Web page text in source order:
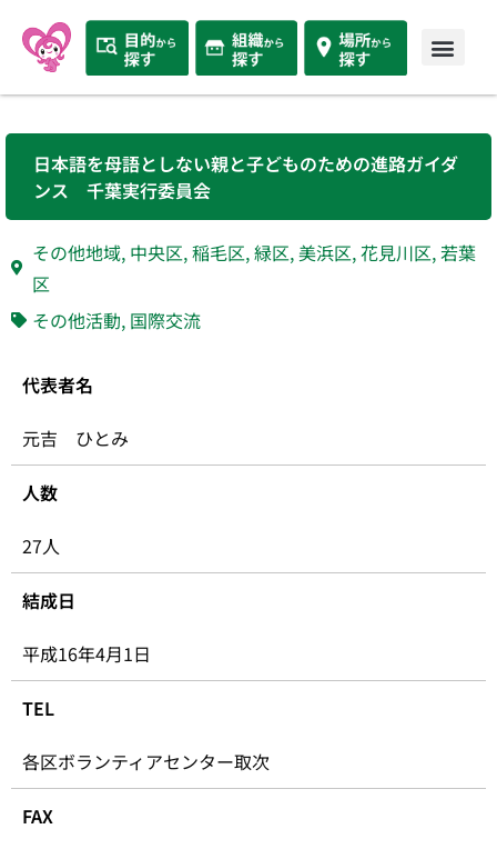
日本語を母語としない親と子どものための進路ガイダ
ンス 千葉実行委員会
その他地域, 中央区,稲毛区,緑区,美浜区,花見川区,若葉
区
その他活動, 国際交流
代表者名
元吉 ひとみ
人数
27人
結成日
平成16年4月1日
TEL
各区ボランティアセンター取次
FAX